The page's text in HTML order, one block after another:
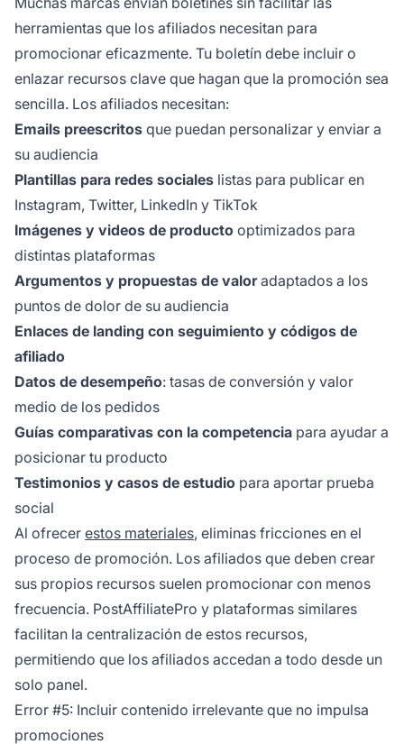
herramientas que los afiliados necesitan para
promocionar eficazmente. Tu boletín debe incluir o
enlazar recursos clave que hagan que la promoción sea
sencilla. Los afiliados necesitan:
Emails preescritos que puedan personalizar y enviar a
su audiencia
Plantillas para redes sociales listas para publicar en
Instagram, Twitter, LinkedIn y TikTok
Imágenes y videos de producto optimizados para
distintas plataformas
Argumentos y propuestas de valoradaptados a los
puntos de dolor de su audiencia
Enlaces de landing con seguimiento y códigos de
afiliado
Datos de desempeño: tasas de conversión y valor
medio de los pedidos
Guías comparativas con la competencia para ayudar a
posicionar tu producto
Testimonios y casos de estudio para aportar prueba
social
Al ofrecer estos materiales, eliminas fricciones en el
proceso de promoción. Los afiliados que deben crear
sus propios recursos suelen promocionar con menos
frecuencia. PostAffiliatePro y plataformas similares
facilitan la centralización de estos recursos,
permitiendo que los afiliados accedan a todo desde un
solo panel.
Error #5: Incluir contenido irrelevante que no impulsa
promociones